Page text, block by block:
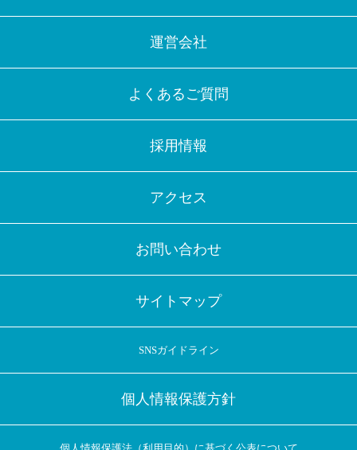
運営会社
よくあるご質問
採用情報
アクセス
お問い合わせ
サイトマップ
SNSガイドライン
個人情報保護方針